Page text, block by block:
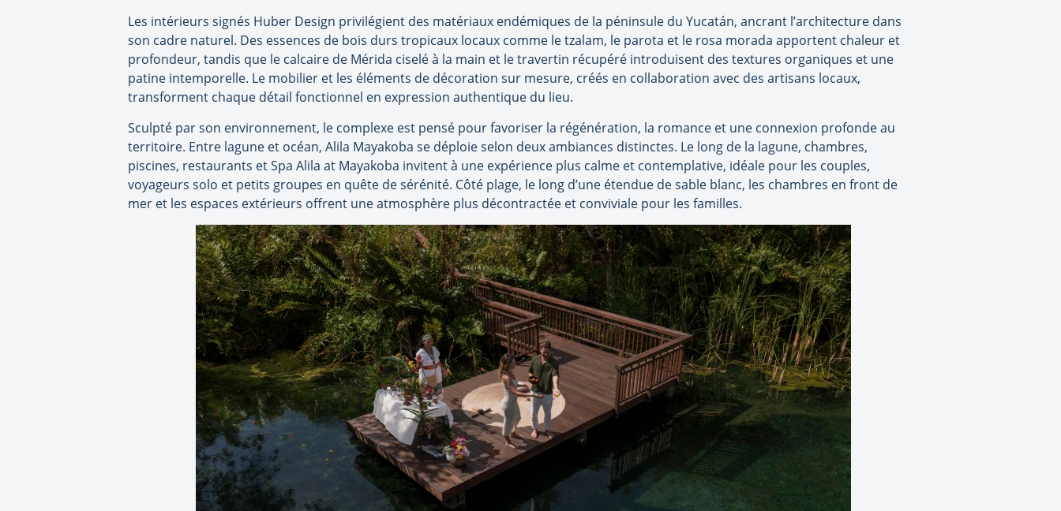
Les intérieurs signés Huber Design privilégient des matériaux endémiques de la péninsule du Yucatán, ancrant l’architecture dans
son cadre naturel. Des essences de bois durs tropicaux locaux comme le tzalam, le parota et le rosa morada apportent chaleur et
profondeur, tandis que le calcaire de Mérida ciselé à la main et le travertin récupéré introduisent des textures organiques et une
patine intemporelle. Le mobilier et les éléments de décoration sur mesure, créés en collaboration avec des artisans locaux,
transforment chaque détail fonctionnel en expression authentique du lieu.
Sculpté par son environnement, le complexe est pensé pour favoriser la régénération, la romance et une connexion profonde au
territoire. Entre lagune et océan, Alila Mayakoba se déploie selon deux ambiances distinctes. Le long de la lagune, chambres,
piscines, restaurants et Spa Alila at Mayakoba invitent à une expérience plus calme et contemplative, idéale pour les couples,
voyageurs solo et petits groupes en quête de sérénité. Côté plage, le long d’une étendue de sable blanc, les chambres en front de
mer et les espaces extérieurs offrent une atmosphère plus décontractée et conviviale pour les familles.